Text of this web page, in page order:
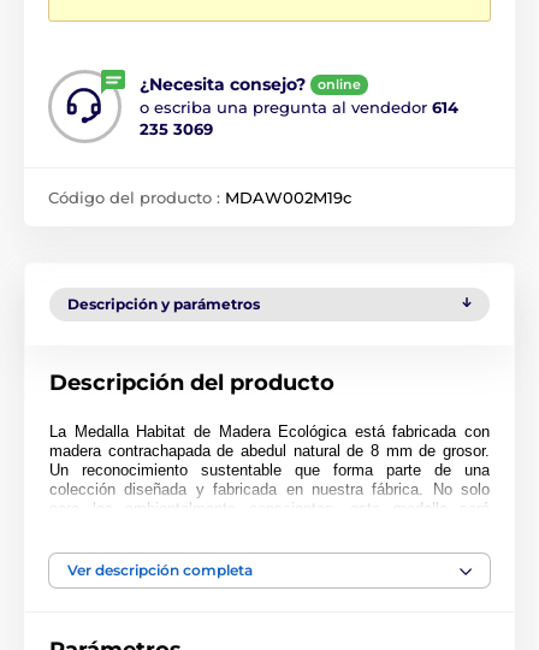
¿Necesita consejo? online
o escriba una pregunta al vendedor 614
235 3069
Código del producto : MDAW002M19c
Descripción y parámetros
Descripción del producto
La Medalla Habitat de Madera Ecológica está fabricada con
madera contrachapada de abedul natural de 8 mm de grosor.
Un reconocimiento sustentable que forma parte de una
colección diseñada y fabricada en nuestra fábrica. No solo
para los ambientalmente conscientes, esta medalla será
Impresa a full color, esta medalla es noble, impresionante y
única. Elija entre tres tamaños muy grandes de hasta 9 cm.
de consultar nuestros precios fantásticos para pedidos al por
Ver descripción completa